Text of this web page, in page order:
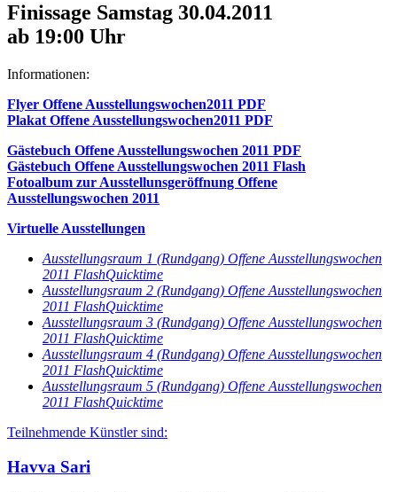
Finissage Samstag 30.04.2011
ab 19:00 Uhr
Informationen:
Flyer Offene Ausstellungswochen2011 PDF
Plakat Offene Ausstellungswochen2011 PDF
Gästebuch Offene Ausstellungswochen 2011 PDF
Gästebuch Offene Ausstellungswochen 2011 Flash
Fotoalbum zur Ausstellunsgeröffnung Offene
Ausstellungswochen 2011
Virtuelle Ausstellungen
Ausstellungsraum 1 (Rundgang) Offene Ausstellungswochen
2011 FlashQuicktime
Ausstellungsraum 2 (Rundgang) Offene Ausstellungswochen
2011 FlashQuicktime
Ausstellungsraum 3 (Rundgang) Offene Ausstellungswochen
2011 FlashQuicktime
Ausstellungsraum 4 (Rundgang) Offene Ausstellungswochen
2011 FlashQuicktime
Ausstellungsraum 5 (Rundgang) Offene Ausstellungswochen
2011 FlashQuicktime
Teilnehmende Künstler sind:
Havva Sari